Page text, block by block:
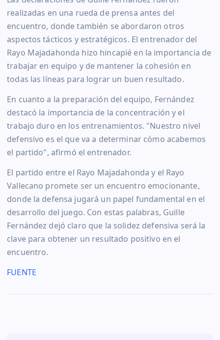
realizadas en una rueda de prensa antes del
encuentro, donde también se abordaron otros
aspectos tácticos y estratégicos. El entrenador del
Rayo Majadahonda hizo hincapié en la importancia de
trabajar en equipo y de mantener la cohesión en
todas las líneas para lograr un buen resultado.
En cuanto a la preparación del equipo, Fernández
destacó la importancia de la concentración y el
trabajo duro en los entrenamientos. "Nuestro nivel
defensivo es el que va a determinar cómo acabemos
el partido", afirmó el entrenador.
El partido entre el Rayo Majadahonda y el Rayo
Vallecano promete ser un encuentro emocionante,
donde la defensa jugará un papel fundamental en el
desarrollo del juego. Con estas palabras, Guille
Fernández dejó claro que la solidez defensiva será la
clave para obtener un resultado positivo en el
encuentro.
FUENTE